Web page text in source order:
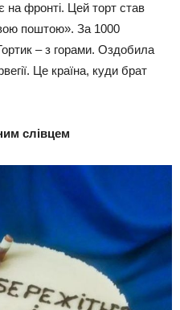
на фронті. Цей торт став
поштою». За 1000
– з горами. Оздобила
Це країна, куди брат
слівцем